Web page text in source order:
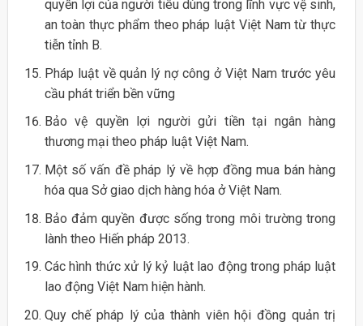
quyền lợi của người tiêu dùng trong lĩnh vực vệ sinh,
an toàn thực phẩm theo pháp luật Việt Nam từ thực
tiễn tỉnh B.
Pháp luật về quản lý nợ công ở Việt Nam trước yêu
cầu phát triển bền vững
Bảo vệ quyền lợi người gửi tiền tại ngân hàng
thương mại theo pháp luật Việt Nam.
Một số vấn đề pháp lý về hợp đồng mua bán hàng
hóa qua Sở giao dịch hàng hóa ở Việt Nam.
Bảo đảm quyền được sống trong môi trường trong
lành theo Hiến pháp 2013.
Các hình thức xử lý kỷ luật lao động trong pháp luật
lao động Việt Nam hiện hành.
Quy chế pháp lý của thành viên hội đồng quản trị